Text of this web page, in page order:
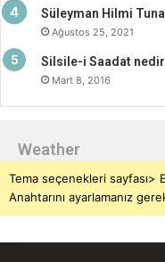
Süleyman Hilmi
Ağustos 25, 2021
Silsile-i Saadat
Mart 8, 2016
Weather
Tema seçenekleri sayfası>
Anahtarını ayarlamanız